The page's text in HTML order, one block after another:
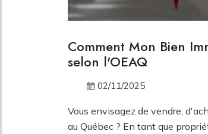
Comment Mon Bien
selon l'OEAQ
02/11/2025
Vous envisagez de vendre,
au Québec ? En tant que